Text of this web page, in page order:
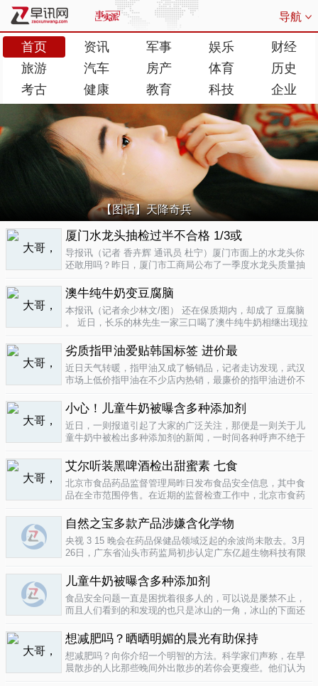
导航
首页 资讯 军事 娱乐
财经
旅游
汽车 房产 体育
历史
考古
健康 教育 科技 企业
【图话】天降奇兵
厦门水龙头抽检过半不合格 1/3或
导报讯（记者 香卉辉 通讯员 杜宁）厦门市面上的水龙头你
还敢用吗？昨日，厦门市工商局公布了一季度水龙头质量抽
批次不合格原因是会产生剧毒。不合格率53.3%涉及多个品
牌据介绍，厦门市工商局今..
澳牛纯牛奶变豆腐脑
本报讯（记者余少林文/图） 还在保质期内，却成了 豆腐脑
。 近日，长乐的林先生一家三口喝了澳牛纯牛奶相继出现拉
纯牛奶并 不纯 ，呈凝固状，像酸奶。昨日上午，林先生向长
乐工商局12315投..
劣质指甲油爱贴韩国标签 进价最
近日天气转暖，指甲油又成了畅销品，记者走访发现，武汉
市场上低价指甲油在不少店内热销，最廉价的指甲油进价不
渡桥夜市上，不少摊位都有五颜六色的指甲油摆卖。 韩国进
口指甲油只要9元，另一个韩国..
小心！儿童牛奶被曝含多种添加剂
近日，一则报道引起了大家的广泛关注，那便是一则关于儿
童牛奶中被检出多种添加剂的新闻，一时间各种呼声不绝于
慌。 每天一斤奶，强壮中国人 ，到底让儿童强壮起来的是牛
奶，还是添加剂？超市中的儿童牛..
艾尔听装黑啤酒检出甜蜜素 七食
北京市食品药品监督管理局昨日发布食品安全信息，其中食
品在全市范围停售。在近期的监督检查工作中，北京市食药
带集团北京蓝宝酒业有限公司生产的 艾尔 听装黑啤酒，检出
不得检出的甜蜜素。北京市..
自然之宝多款产品涉嫌含化学物
央视 3 15 晚会在药品保健品领域泛起的余波尚未散去。3月
26日，广东省汕头市药监局初步认定广东亿超生物科技有限
已涉嫌构成生产销售伪劣产品罪，决定将案件移送汕头市公
安局依法查处。亿..
儿童牛奶被曝含多种添加剂
食品安全问题一直是困扰着很多人的，可以说是屡禁不止，
而且人们看到的和发现的也只是冰山的一角，冰山的下面还
中国家向发达国家进展的过程中的必经之路吧，但是，人们
要为这种发展付出一定的代价，尤其..
想减肥吗？晒晒明媚的晨光有助保持
想减肥吗？向你介绍一个明智的方法。科学家们声称，在早
晨散步的人比那些晚间外出散步的若你会更瘦些。他们认为